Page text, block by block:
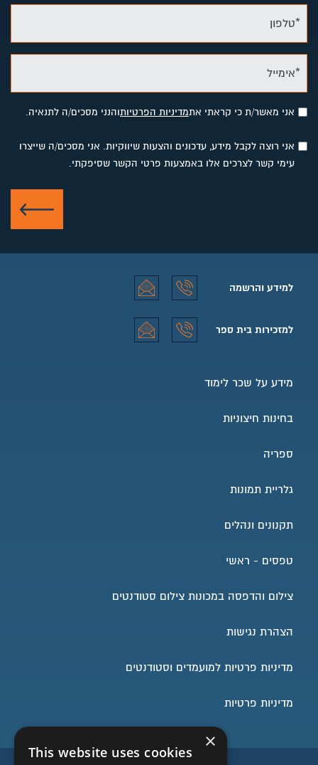
*טלפון
*אימייל
אני מאשר/ת כי קראתי אתמדיניות הפרטיותוהנני מסכים/ה לתנאיה.
אני רוצה לקבל מידע, עדכונים והצעות שיווקיות. אני מסכים/ה שייצרו
עימי קשר לצרכים אלו באמצעות פרטי הקשר שסיפקתי.
שלח
למידע והרשמה
למידע והרשמה טלפון
למידע והרשמה אימייל
למזכירות בית ספר
מידע על שכר לימוד
בחינות חיצוניות
ספריה
גלריית תמונות
תקנונים ונהלים
טפסים - ראשי
צילום והדפסה במכונות צילום סטודנטים
הצהרת נגישות
מדיניות פרטיות למועמדים וסטודנטים
מדיניות פרטיות
×
This website uses cookies